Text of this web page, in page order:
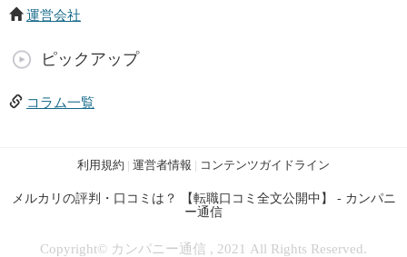
運営会社
ピックアップ
コラム一覧
利用規約 | 運営者情報 | コンテンツガイドライン
メルカリの評判・口コミは？ 【転職口コミ全文公開中】 - カンパニ
ー通信
Copyright© カンパニー通信 , 2021 All Rights Reserved.